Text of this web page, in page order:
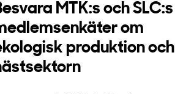
MTK:s och SLC:s
om
produktion och